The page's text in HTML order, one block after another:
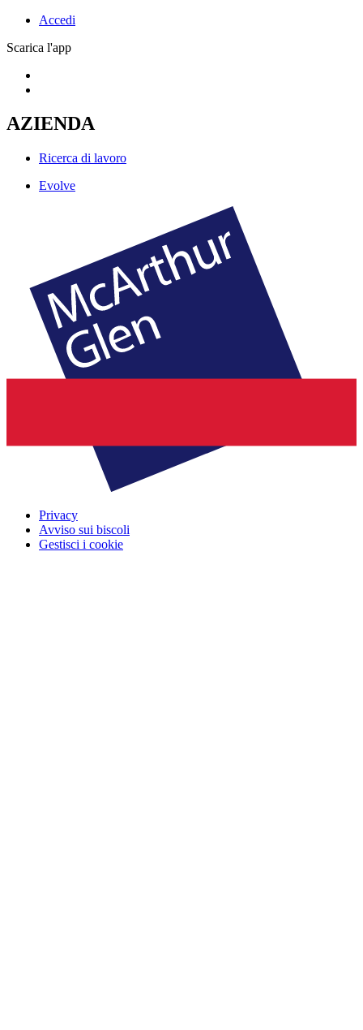
Accedi
Scarica l'app
AZIENDA
Ricerca di lavoro
Evolve
Privacy
Avviso sui biscoli
Gestisci i cookie